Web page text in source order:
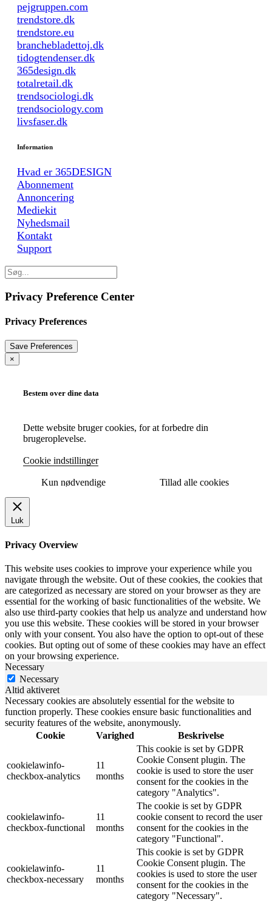
pejgruppen.com
trendstore.dk
trendstore.eu
branchebladettoj.dk
tidogtendenser.dk
365design.dk
totalretail.dk
trendsociologi.dk
trendsociology.com
livsfaser.dk
Information
Hvad er 365DESIGN
Abonnement
Annoncering
Mediekit
Nyhedsmail
Kontakt
Support
Privacy Preference Center
Privacy Preferences
×
Bestem over dine data
Dette website bruger cookies, for at forbedre din
brugeroplevelse.
Cookie indstillinger
Kun nødvendige Tillad alle cookies
Luk
Privacy Overview
This website uses cookies to improve your experience while you
navigate through the website. Out of these cookies, the cookies that
are categorized as necessary are stored on your browser as they are
essential for the working of basic functionalities of the website. We
also use third-party cookies that help us analyze and understand how
you use this website. These cookies will be stored in your browser
only with your consent. You also have the option to opt-out of these
cookies. But opting out of some of these cookies may have an effect
on your browsing experience.
Necessary
Necessary
Altid aktiveret
Necessary cookies are absolutely essential for the website to
function properly. These cookies ensure basic functionalities and
security features of the website, anonymously.
Cookie
Varighed Beskrivelse
cookielawinfo-
checkbox-analytics
11
months
This cookie is set by GDPR
Cookie Consent plugin. The
cookie is used to store the user
consent for the cookies in the
category "Analytics".
cookielawinfo-
checkbox-functional
11
months
The cookie is set by GDPR
cookie consent to record the user
consent for the cookies in the
category "Functional".
cookielawinfo-
checkbox-necessary
11
months
This cookie is set by GDPR
Cookie Consent plugin. The
cookies is used to store the user
consent for the cookies in the
category "Necessary".